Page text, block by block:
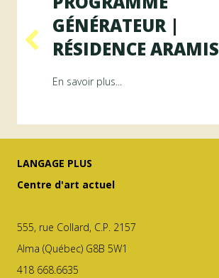
RAYON
GÉNÉRATEUR |
RÉSIDENCE ARAMIS
En savoir plus...
LANGAGE PLUS
Centre d'art actuel
555, rue Collard, C.P. 2157
Alma (Québec) G8B 5W1
418 668.6635